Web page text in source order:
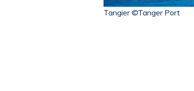
Tangier ©Tanger Port